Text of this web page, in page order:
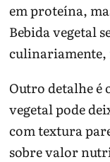
em proteína,
Bebida vegetal
culinariamente,
Outro detalhe é
vegetal pode
com textura
sobre valor